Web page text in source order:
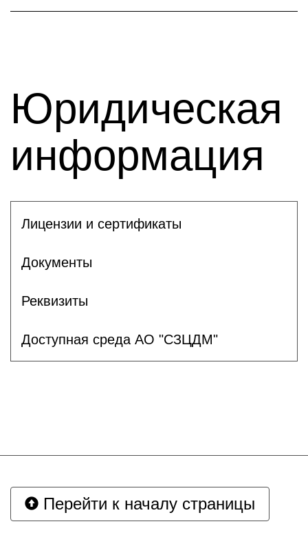
Юридическая
информация
Лицензии и сертификаты
Документы
Реквизиты
Доступная среда АО "СЗЦДМ"
Перейти к началу страницы